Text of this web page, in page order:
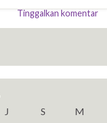
Tinggalkan komentar
J S
M